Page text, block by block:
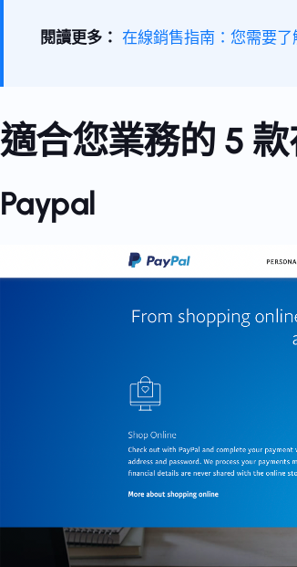
閱讀更多： 在線銷售指南：您需要
適合您業務的 5
Paypal